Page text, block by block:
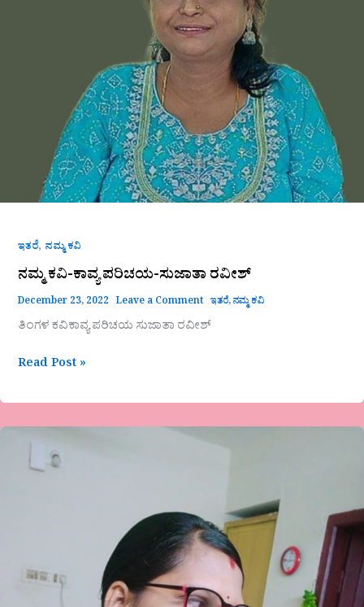
ಇತರೆ, ನಮ್ಮ ಕವಿ
ನಮ್ಮ ಕವಿ-ಕಾವ್ಯ ಪರಿಚಯ-ಸುಜಾತಾ ರವೀಶ್
December 23, 2022 Leave a Comment ಇತರೆ,ನಮ್ಮ ಕವಿ
ತಿಂಗಳ ಕವಿಕಾವ್ಯ ಪರಿಚಯ ಸುಜಾತಾ ರವೀಶ್
Read Post »
ರಾಗ-
ಹನಿಬಿಂದು